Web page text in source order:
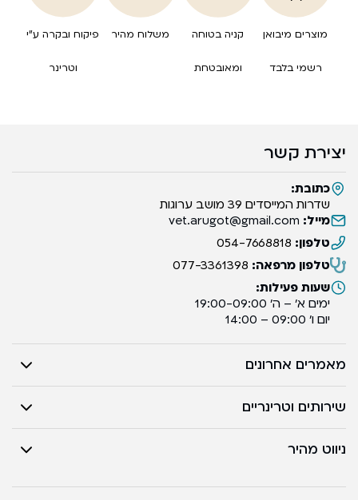
מוצרים מיבואן
רשמי בלבד
קניה בטוחה
ומאובטחת
משלוח מהיר פיקוח ובקרה ע”י
וטרינר
יצירת קשר
כתובת:
שדרות המייסדים 39 מושב ערוגות
מייל: vet.arugot@gmail.com
טלפון: 054-7668818
טלפון מרפאה: 077-3361398
שעות פעילות:
ימים א’ – ה’ 19:00-09:00
יום ו’ 09:00 – 14:00
מאמרים אחרונים
שירותים וטרינריים
ניווט מהיר